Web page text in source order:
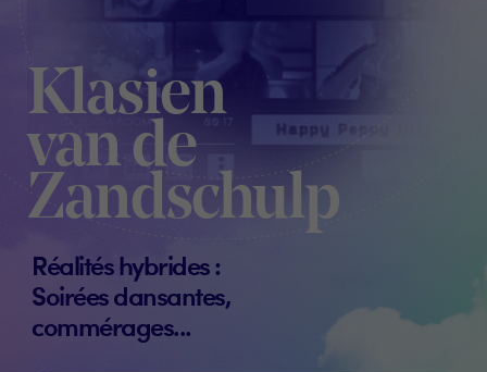
Klasien
van de
Zandschulp
Réalités hybrides :
Soirées dansantes,
commérages...